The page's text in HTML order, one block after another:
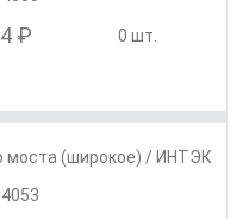
₽ 0 шт.
моста (широкое) / ИНТЭК